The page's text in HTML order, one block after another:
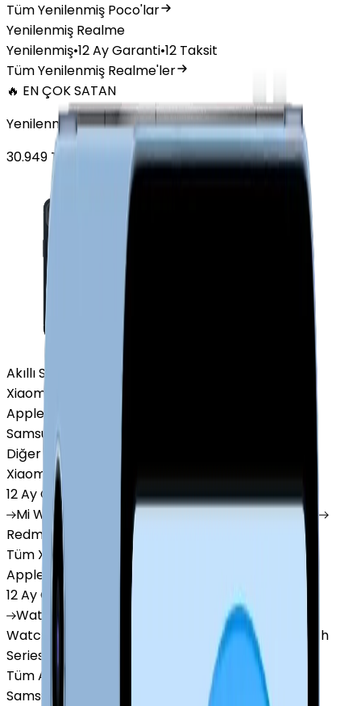
Tüm Yenilenmiş Poco'lar
Yenilenmiş Realme
Yenilenmiş•12 Ay Garanti•12 Taksit
Tüm Yenilenmiş Realme'ler
🔥 EN ÇOK SATAN
Yenilenmiş Apple iPhone 13 128 GB Gece Yarısı
30.949 TL'den başlayan fiyatlar
Akıllı Saat ve Bileklik
Xiaomi Akıllı Saat
Apple Watch
Samsung Watch
Diğer Markalar
Xiaomi Akıllı Saat
12 Ay Garanti
6 Taksit
MiWatch Watch Lite RedmiWatch 3 Active
Redmi Watch 5 Lite
Tüm Xiaomi Akıllı Saat'lar
Apple Watch
12 Ay Garanti
6 Taksit
Watch
Watch
Watch
Series 8 WatchSE
Watch
Series 6
Tüm Apple Watch'lar
Samsung Watch